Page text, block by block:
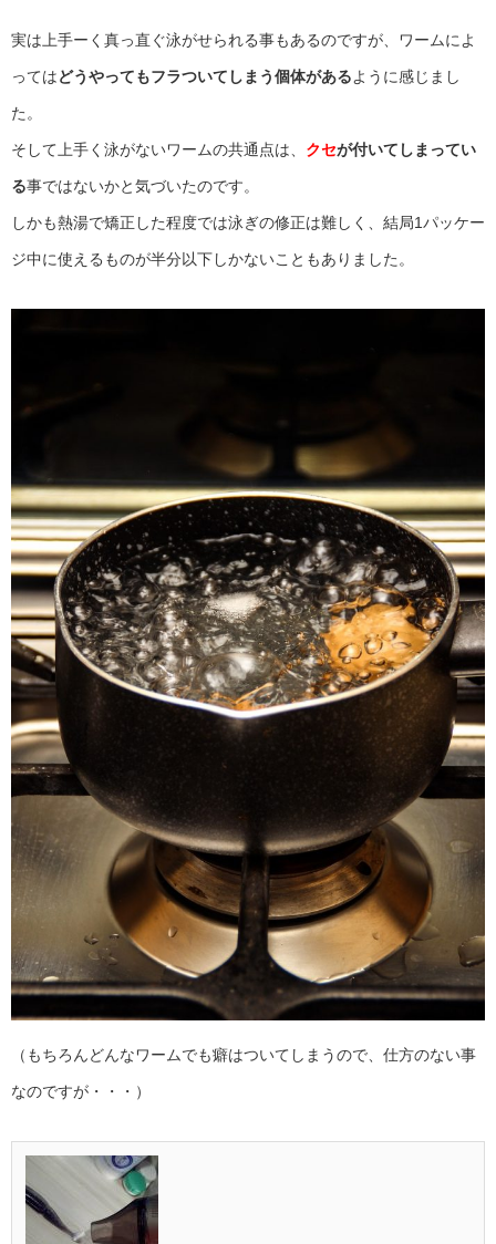
実は上手ーく真っ直ぐ泳がせられる事もあるのですが、ワームによ
ってはどうやってもフラついてしまう個体があるように感じまし
た。
そして上手く泳がないワームの共通点は、 クセが付いてしまってい
る事ではないかと気づいたのです。
しかも熱湯で矯正した程度では泳ぎの修正は難しく、結局1パッケー
ジ中に使えるものが半分以下しかないこともありました。
（もちろんどんなワームでも癖はついてしまうので、仕方のない事
なのですが・・・）